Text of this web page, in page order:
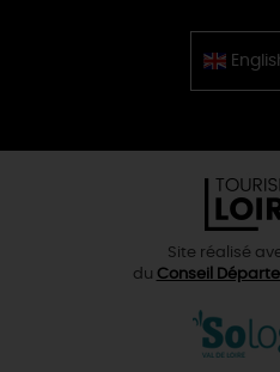
Site réalisé
du Conseil